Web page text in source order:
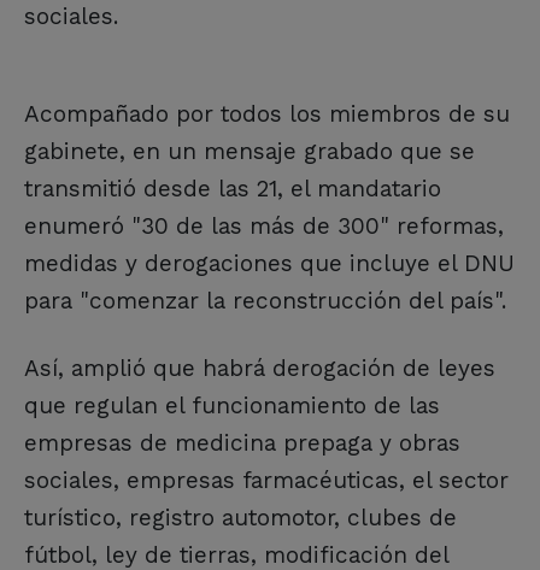
sociales.
Acompañado por todos los miembros de su
gabinete, en un mensaje grabado que se
transmitió desde las 21, el mandatario
enumeró "30 de las más de 300" reformas,
medidas y derogaciones que incluye el DNU
para "comenzar la reconstrucción del país".
Así, amplió que habrá derogación de leyes
que regulan el funcionamiento de las
empresas de medicina prepaga y obras
sociales, empresas farmacéuticas, el sector
turístico, registro automotor, clubes de
fútbol, ley de tierras, modificación del